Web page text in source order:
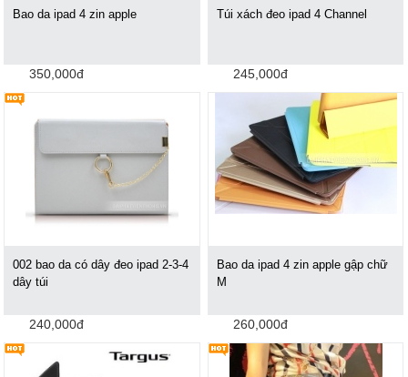
Bao da ipad 4 zin apple
350,000đ
Túi xách đeo ipad 4 Channel
245,000đ
002 bao da có dây đeo ipad 2-3-4
dây túi
240,000đ
Bao da ipad 4 zin apple gập chữ
M
260,000đ